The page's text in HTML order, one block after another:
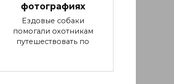
фотографиях
Ездовые собаки
помогали охотникам
путешествовать по